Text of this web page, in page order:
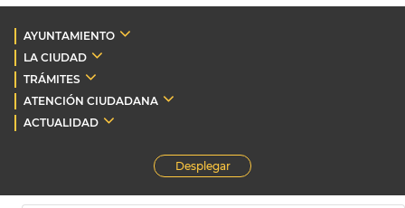
AYUNTAMIENTO
LA CIUDAD
TRÁMITES
ATENCIÓN CIUDADANA
ACTUALIDAD
Desplegar